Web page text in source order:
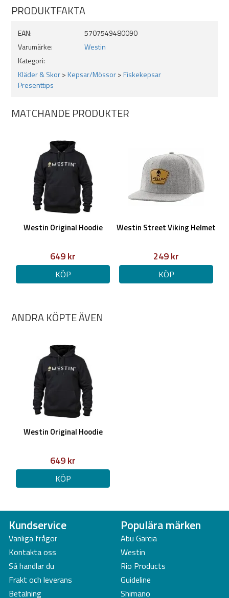
PRODUKTFAKTA
EAN:
5707549480090
Varumärke:
Westin
Kategori:
Kläder & Skor>Kepsar/Mössor>Fiskekepsar
Presenttips
MATCHANDE PRODUKTER
Westin Original Hoodie
649 kr
KÖP
Westin Street Viking Helmet
249 kr
KÖP
ANDRA KÖPTE ÄVEN
Westin Original Hoodie
649 kr
KÖP
Kundservice
Vanliga frågor
Kontakta oss
Så handlar du
Frakt och leverans
Betalning
Populära märken
Abu Garcia
Westin
Rio Products
Guideline
Shimano